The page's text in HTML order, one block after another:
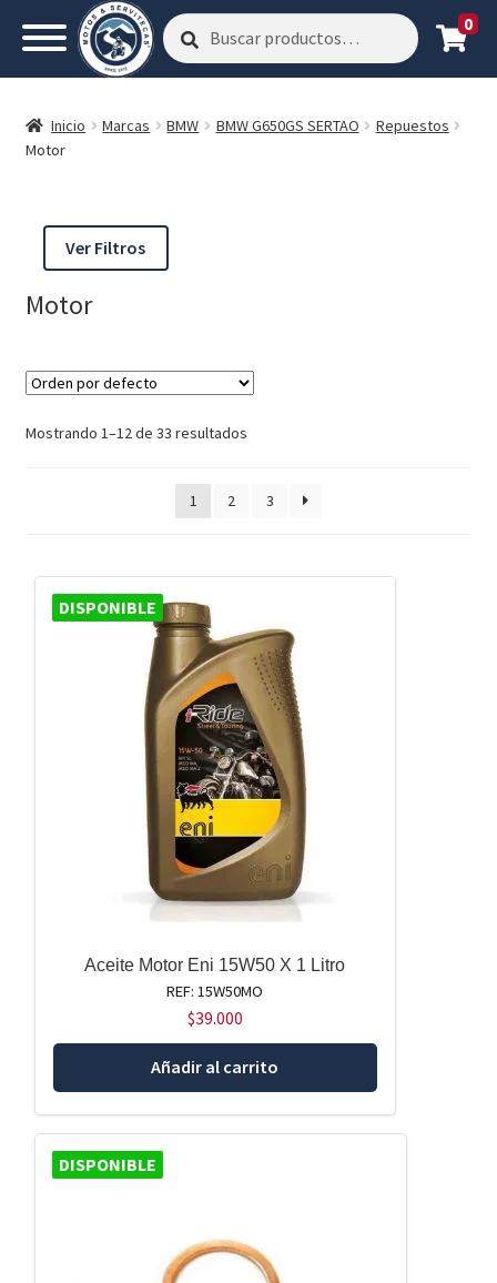
Buscar
por:
Buscar 0
Inicio Marcas BMW BMW G650GS SERTAO
Repuestos
Motor
Ver Filtros
Motor
Mostrando 1–12 de 33 resultados
1 2 3
DISPONIBLE
Aceite Motor Eni 15W50 X 1 Litro
REF: 15W50MO
$39.000
Añadir al carrito
DISPONIBLE